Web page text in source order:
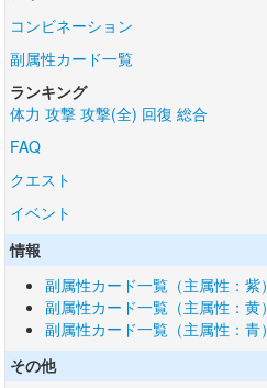
コンビネーション
副属性カード一覧
ランキング
体力 攻撃 攻撃(全) 回復 総合
FAQ
クエスト
イベント
情報
副属性カード一覧（主属性：紫）
副属性カード一覧（主属性：黄）
副属性カード一覧（主属性：青）
その他